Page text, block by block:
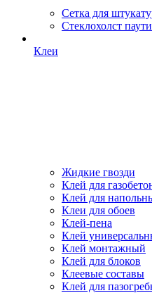
Сетка для
Стеклохолст
Клеи
Жидкие гвозди
Клей для
Клей для
Клеи для обоев
Клей-пена
Клей
Клей монтажный
Клей для блоков
Клеевые составы
Клей для